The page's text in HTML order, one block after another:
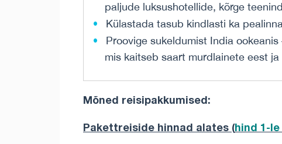
paljude luksushotellide, kõrge
Külastada tasub kindlasti ka
Proovige sukeldumist India
mis kaitseb saart murdlainete eest
Mõned reisipakkumised:
Pakettreiside hinnad alates (hind 1-